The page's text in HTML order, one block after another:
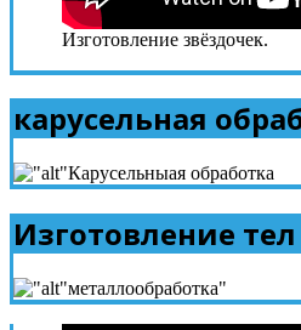
Изготовление звёздочек.
карусельная
Изготовление